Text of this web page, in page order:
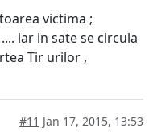
victima ;
iar in sate se circula
Tir urilor ,
#11 Jan 17, 2015, 13:53